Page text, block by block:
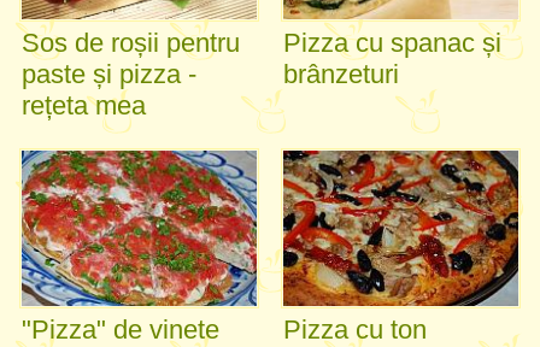
Sos de roșii pentru
paste și pizza -
rețeta mea
Pizza cu spanac și
brânzeturi
"Pizza" de vinete Pizza cu ton